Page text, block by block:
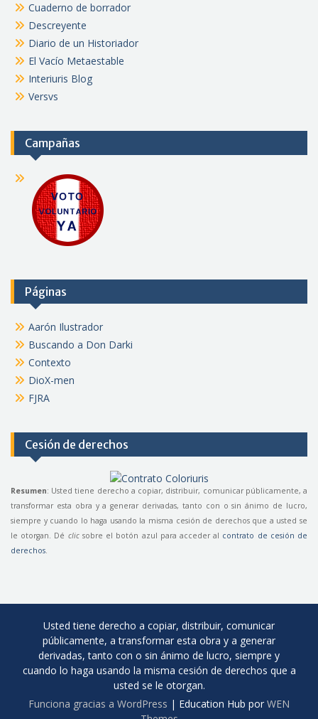
Cuaderno de borrador
Descreyente
Diario de un Historiador
El Vacío Metaestable
Interiuris Blog
Versvs
Campañas
Páginas
Aarón Ilustrador
Buscando a Don Darki
Contexto
DioX-men
FJRA
Cesión de derechos
Resumen: Usted tiene derecho a copiar, distribuir, comunicar públicamente, a
transformar esta obra y a generar derivadas, tanto con o sin ánimo de lucro,
siempre y cuando lo haga usando la misma cesión de derechos que a usted se
le otorgan. Dé clicsobre el botón azul para acceder al contrato de cesión de
derechos
Usted tiene derecho a copiar, distribuir, comunicar
públicamente, a transformar esta obra y a generar
derivadas, tanto con o sin ánimo de lucro, siempre y
cuando lo haga usando la misma cesión de derechos que a
usted se le otorgan.
Funciona gracias a WordPress | Education Hub por WEN